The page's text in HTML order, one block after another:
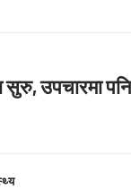
सुरु, उपचारमा